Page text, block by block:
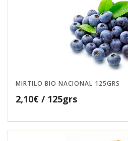
MIRTILO BIO NACIONAL 125GRS
2,10€ / 125grs